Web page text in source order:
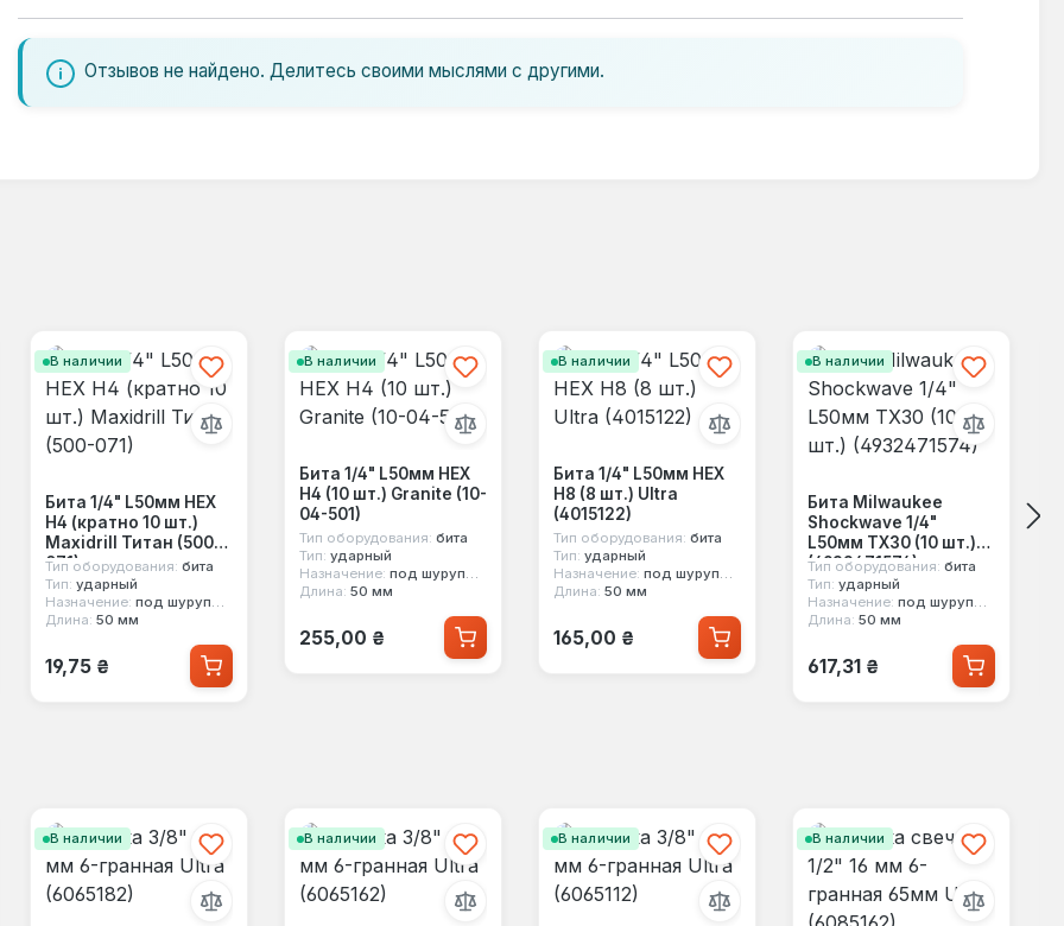
Отзывов не найдено. Делитесь своими мыслями с другими.
В наличии
Бита 1/4" L50мм HEX
Н4 (кратно 10 шт.)
Maxidrill Титан (500-
071)
Тип оборудования: бита
Тип: ударный
Назначение: под шуруповерт, под ручной инструмент
Длина: 50 мм
Обычная цена:
19,75 ₴
В наличии
Бита 1/4" L50мм HEX
Н4 (10 шт.) Granite (10-
04-501)
Тип оборудования: бита
Тип: ударный
Назначение: под шуруповерт, под ручной инструмент
Длина: 50 мм
Обычная цена:
255,00 ₴
В наличии
Бита 1/4" L50мм HEX
Н8 (8 шт.) Ultra
(4015122)
Тип оборудования: бита
Тип: ударный
Назначение: под шуруповерт, под ручной инструмент
Длина: 50 мм
Обычная цена:
165,00 ₴
В наличии
Бита Milwaukee
Shockwave 1/4"
L50мм TX30 (10 шт.)
(4932471574)
Тип оборудования: бита
Тип: ударный
Назначение: под шуруповерт
Длина: 50 мм
Обычная цена:
617,31 ₴
В наличии В наличии В наличии В наличии